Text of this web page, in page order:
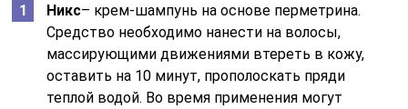
Никс– крем-шампунь на основе перметрина.
Средство необходимо нанести на волосы,
массирующими движениями втереть в кожу,
оставить на 10 минут, прополоскать пряди
теплой водой. Во время применения могут